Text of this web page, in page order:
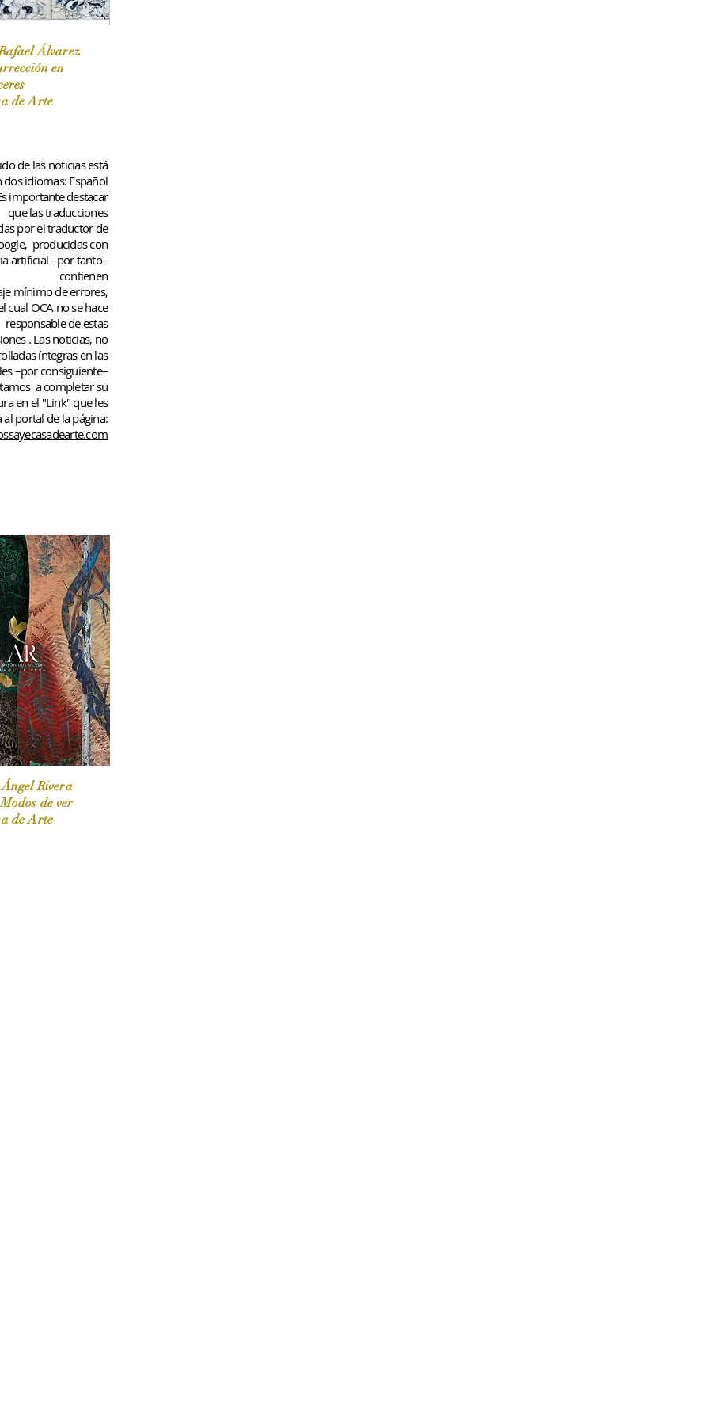
Rivera
de ver
de Arte
de las noticias está
dos idiomas: Español
importante destacar
que las traducciones
por el traductor de
producidas con
artificial –por tanto–
contienen
mínimode errores,
cual OCA no se hace
responsable de estas
. Las noticias, no
íntegras en las
–por consiguiente–
a completar su
en el "Link" que les
portal de la página:
/ Marzo-Abril / 2024
Álvarez
en
de Arte